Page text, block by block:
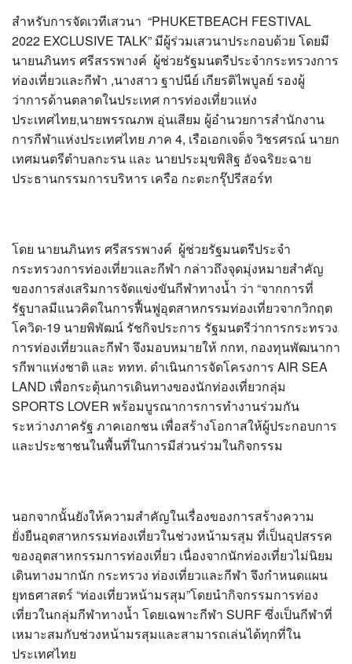
สำหรับการจัดเวทีเสวนา “PHUKETBEACH FESTIVAL
2022 EXCLUSIVE TALK” มีผู้ร่วมเสวนาประกอบด้วย โดยมี
นายนภินทร ศรีสรรพางค์ ผู้ช่วยรัฐมนตรีประจำกระทรวงการ
ท่องเที่ยวและกีฬา ,นางสาว ฐาปนีย์ เกียรติไพบูลย์ รองผู้
ว่าการด้านตลาดในประเทศ การท่องเที่ยวแห่ง
ประเทศไทย,นายพรรณภพ อุ่นเสียม ผู้อำนวยการสำนักงาน
การกีฬาแห่งประเทศไทย ภาค 4, เรือเอกเจด็จ วิชรศรณ์ นายก
เทศมนตรีตำบลกะรน และ นายประมุขพิสิฐ อัจฉริยะฉาย
ประธานกรรมการบริหาร เครือ กะตะกรุ๊ปรีสอร์ท
โดย นายนภินทร ศรีสรรพางค์ ผู้ช่วยรัฐมนตรีประจำ
กระทรวงการท่องเที่ยวและกีฬา กล่าวถึงจุดมุ่งหมายสำคัญ
ของการส่งเสริมการจัดแข่งขันกีฬาทางน้ำ ว่า “จากการที่
รัฐบาลมีแนวคิดในการฟื้นฟูอุตสาหกรรมท่องเที่ยวจากวิกฤต
โควิด-19 นายพิพัฒน์ รัชกิจประการ รัฐมนตรีว่าการกระทรวง
การท่องเที่ยวและกีฬา จึงมอบหมายให้ กกท, กองทุนพัฒนากา
รกีพาแห่งชาติ และ ททท. ดำเนินการจัดโครงการ AIR SEA
LAND เพื่อกระตุ้นการเดินทางของนักท่องเที่ยวกลุ่ม
SPORTS LOVER พร้อมบูรณาการการทำงานร่วมกัน
ระหว่างภาครัฐ ภาคเอกชน เพื่อสร้างโอกาสให้ผู้ประกอบการ
และประชาชนในพื้นที่ในการมีส่วนร่วมในกิจกรรม
นอกจากนั้นยังให้ความสำคัญในเรื่องของการสร้างความ
ยั่งยืนอุตสาหกรรมท่องเที่ยวในช่วงหน้ามรสุม ที่เป็นอุปสรรค
ของอุตสาหกรรมการท่องเที่ยว เนื่องจากนักท่องเที่ยวไม่นิยม
เดินทางมากนัก กระทรวง ท่องเที่ยวและกีฬา จึงกำหนดแผน
ยุทธศาสตร์ “ท่องเที่ยวหน้ามรสุม”โดยนำกิจกรรมการท่อง
เที่ยวในกลุ่มกีฬาทางน้ำ โดยเฉพาะกีฬา SURF ซึ่งเป็นกีฬาที่
เหมาะสมกับช่วงหน้ามรสุมและสามารถเล่นได้ทุกที่ใน
ประเทศไทย